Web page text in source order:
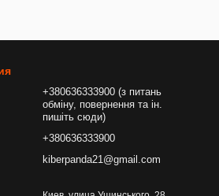
+380636333900 (з питань
обміну, повернення та ін.
пишіть сюди)
+380636333900
kiberpanda21@gmail.com